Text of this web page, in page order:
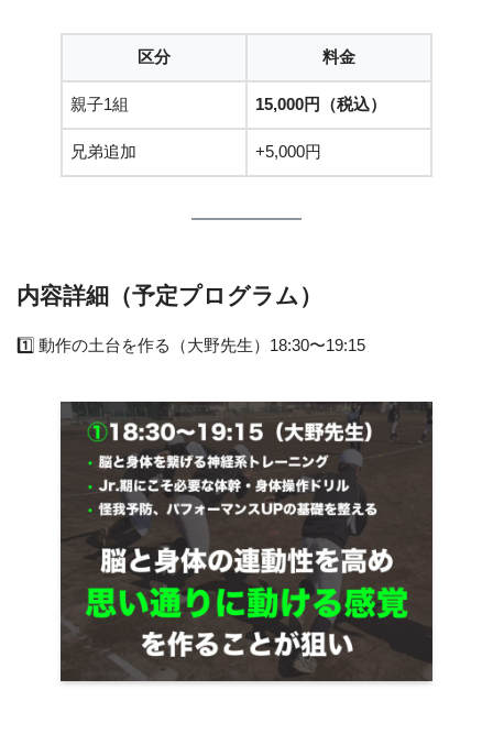
区分 料金
親子1組 15,000円（税込）
兄弟追加 +5,000円
内容詳細（予定プログラム）
1️⃣ 動作の土台を作る（大野先生）18:30〜19:15